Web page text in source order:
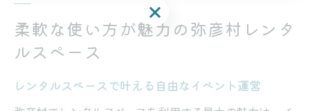
柔軟な使い方が魅力の弥彦村レンタ
ルスペース
レンタルスペースで叶える自由なイベント運営
お問い合わせはこちら